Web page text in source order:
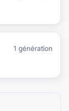
1 génération